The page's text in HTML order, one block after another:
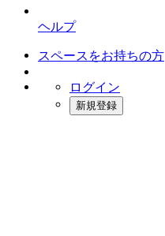
ヘルプ
スペースをお持ちの方
ログイン
新規登録